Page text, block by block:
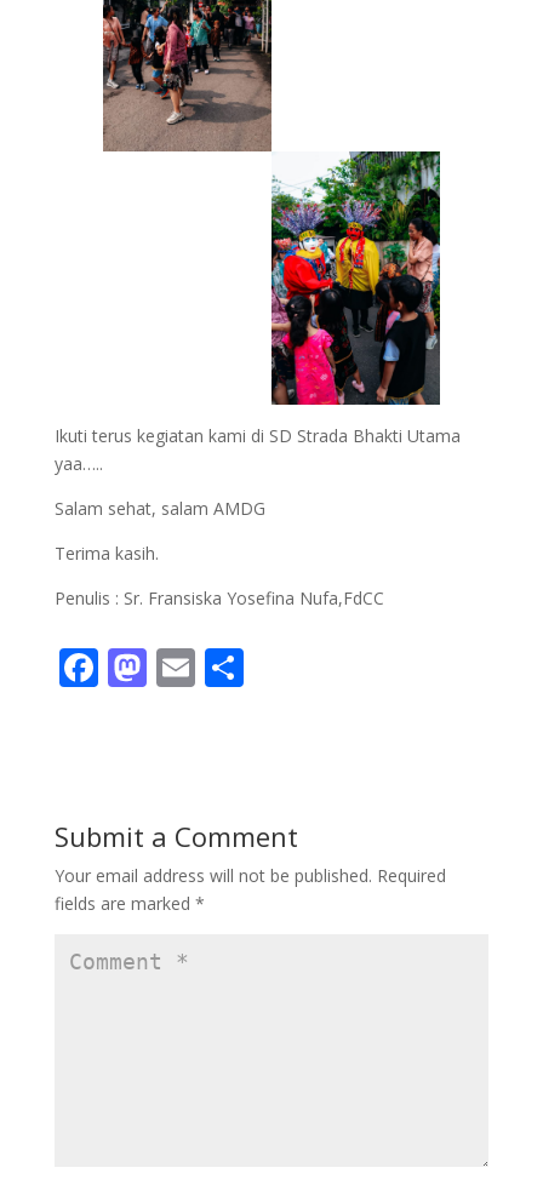
Ikuti terus kegiatan kami di SD Strada Bhakti Utama
yaa…..
Salam sehat, salam AMDG
Terima kasih.
Penulis : Sr. Fransiska Yosefina Nufa,FdCC
F
o
o
k
M
o
n
E S
Submit a Comment
Your email address will not be published. Required
fields are marked *